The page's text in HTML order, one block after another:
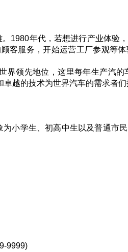
年代，若想进行产业体验
客服务，开始运营工厂参观等
领先地位，这里每年生产汽的
越的技术为世界汽车的需求者
学生、初高中生以及普通市
9999)